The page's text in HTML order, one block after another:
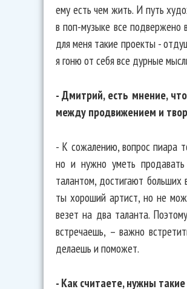
ему есть чем жить. И путь
в поп-музыке все подвержено
для меня такие проекты -
я гоню от себя все дурные
- Дмитрий, есть мнение,
между продвижением и
- К сожалению, вопрос пиара
но и нужно уметь
талантом, достигают
ты хороший артист, но не
везет на два таланта.
встречаешь, – важно
делаешь и поможет.
- Как считаете, нужны